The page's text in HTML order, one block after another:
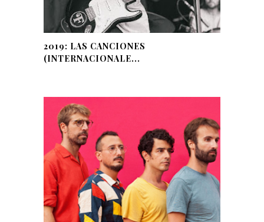
2019: LAS CANCIONES
(INTERNACIONALE...